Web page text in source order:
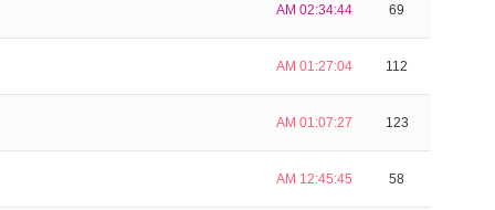
AM 02:34:44 69
AM 01:27:04 112
AM 01:07:27 123
AM 12:45:45 58